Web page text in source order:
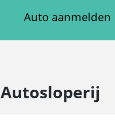
Auto aanmelden
Autosloperij